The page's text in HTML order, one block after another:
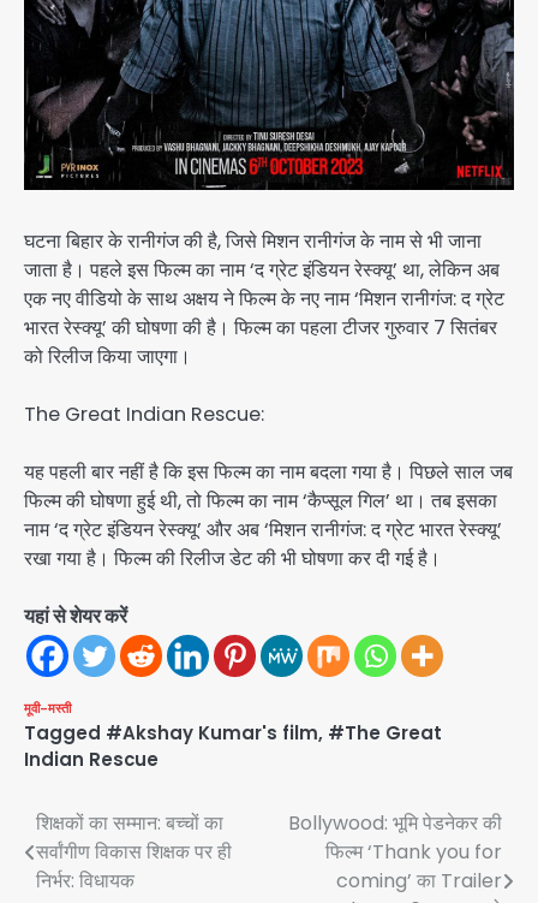
घटना बिहार के रानीगंज की है, जिसे मिशन रानीगंज के नाम से भी जाना
जाता है। पहले इस फिल्म का नाम ‘द ग्रेट इंडियन रेस्क्यू’ था, लेकिन अब
एक नए वीडियो के साथ अक्षय ने फिल्म के नए नाम ‘मिशन रानीगंज: द ग्रेट
भारत रेस्क्यू’ की घोषणा की है। फिल्म का पहला टीजर गुरुवार 7 सितंबर
को रिलीज किया जाएगा।
The Great Indian Rescue:
यह पहली बार नहीं है कि इस फिल्म का नाम बदला गया है। पिछले साल जब
फिल्म की घोषणा हुई थी, तो फिल्म का नाम ‘कैप्सूल गिल’ था। तब इसका
नाम ‘द ग्रेट इंडियन रेस्क्यू’ और अब ‘मिशन रानीगंज: द ग्रेट भारत रेस्क्यू’
रखा गया है। फिल्म की रिलीज डेट की भी घोषणा कर दी गई है।
यहां से शेयर करें
मूवी-मस्ती
Tagged #Akshay Kumar's film, #The Great
Indian Rescue
Post
navigation
शिक्षकों का सम्मान: बच्चों का
सर्वांगीण विकास शिक्षक पर ही
निर्भर: विधायक
Bollywood: भूमि पेडनेकर की
फिल्म ‘Thank you for
coming’ का Trailer